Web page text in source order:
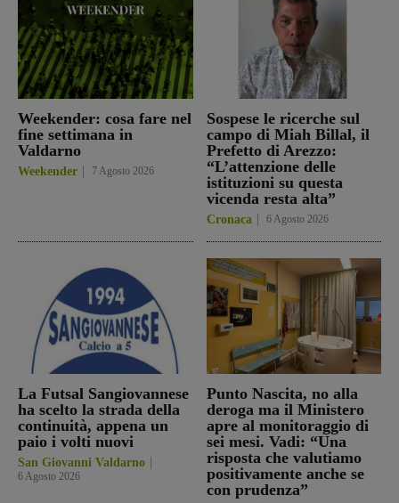
Weekender: cosa fare nel
fine settimana in
Valdarno
Weekender 7 Agosto 2026
Sospese le ricerche sul
campo di Miah Billal, il
Prefetto di Arezzo:
“L’attenzione delle
istituzioni su questa
vicenda resta alta”
Cronaca 6 Agosto 2026
La Futsal Sangiovannese
ha scelto la strada della
continuità, appena un
paio i volti nuovi
San Giovanni Valdarno
6 Agosto 2026
Punto Nascita, no alla
deroga ma il Ministero
apre al monitoraggio di
sei mesi. Vadi: “Una
risposta che valutiamo
positivamente anche se
con prudenza”